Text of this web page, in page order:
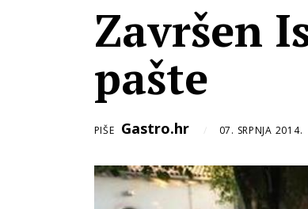
Završen
pašte
PIŠE Gastro.hr 07. SRPNJA 2014.